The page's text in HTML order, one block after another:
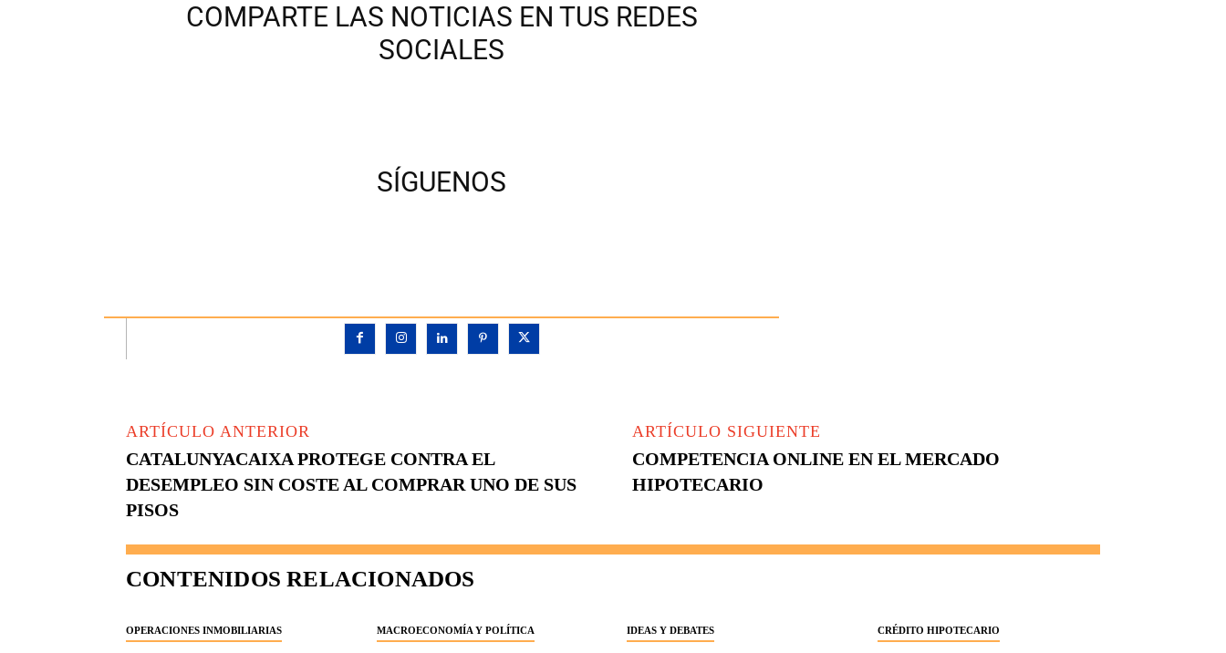
COMPARTE LAS NOTICIAS EN TUS REDES
SOCIALES
SÍGUENOS
ARTÍCULO ANTERIOR
CATALUNYACAIXA PROTEGE CONTRA EL
DESEMPLEO SIN COSTE AL COMPRAR UNO DE SUS
PISOS
ARTÍCULO SIGUIENTE
COMPETENCIA ONLINE EN EL MERCADO
HIPOTECARIO
CONTENIDOS RELACIONADOS
OPERACIONES INMOBILIARIAS MACROECONOMÍA Y POLÍTICA IDEAS Y DEBATES CRÉDITO HIPOTECARIO